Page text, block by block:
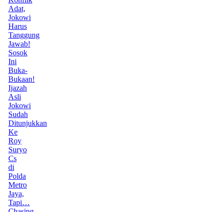
Adat,
Jokowi
Harus
Tanggung
Jawab!
Sosok
Ini
Buka-
Bukaan!
Ijazah
Asli
Jokowi
Sudah
Ditunjukkan
Ke
Roy
Suryo
Cs
di
Polda
Metro
Jaya,
Tapi…